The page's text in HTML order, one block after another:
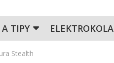
A TIPY ELEKTROKOLA
Stealth